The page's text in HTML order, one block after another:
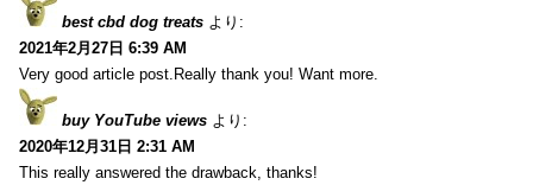
best cbd dog treats より:
2021年2月27日 6:39 AM
Very good article post.Really thank you! Want more.
buy YouTube views より:
2020年12月31日 2:31 AM
This really answered the drawback, thanks!